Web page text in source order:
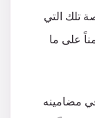
تلك التي
على ما
مضامينه